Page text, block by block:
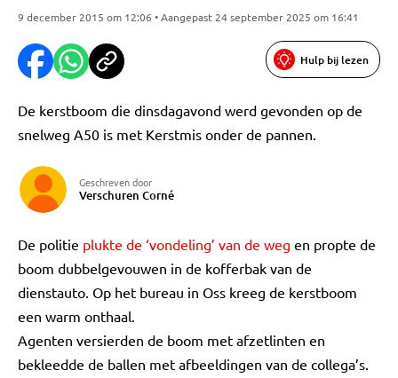
9 december 2015 om 12:06 • Aangepast 24 september 2025 om 16:41
Hulp bij lezen
De kerstboom die dinsdagavond werd gevonden op de
snelweg A50 is met Kerstmis onder de pannen.
Geschreven door
Verschuren Corné
De politie plukte de ‘vondeling’ van de weg en propte de
boom dubbelgevouwen in de kofferbak van de
dienstauto. Op het bureau in Oss kreeg de kerstboom
een warm onthaal.
Agenten versierden de boom met afzetlinten en
bekleedde de ballen met afbeeldingen van de collega’s.